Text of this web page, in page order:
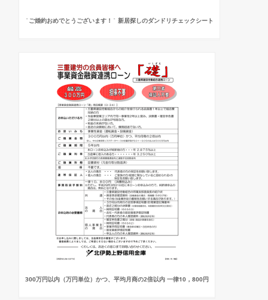
`ご婚約おめでとうございます！` 新居探しのダンドリチェックシート
300万円以内（万円単位）かつ、平均月商の2倍以内 一律10，800円